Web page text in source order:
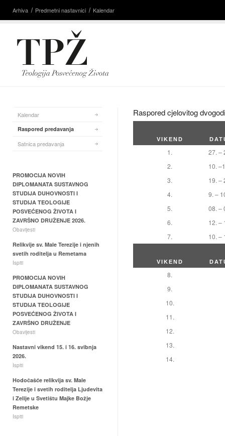
Arhiva Predmetni nastavnici Kalendar
Raspored cjelovitog
VIKEND
1.
27. –
2.
10.
3.
19. –
4.
9. –
5.
08. –
6.
12. –
7.
10. –
VIKEND
8.
9.
10.
11.
12.
13.
14.
Kalendar
Raspored predavanja
Satnica predavanja
PROMOCIJA NOVIH
DIPLOMANATA SUSTAVNOG
STUDIJA DUHOVNOSTI I
STUDIJA TEOLOGIJE
POSVEĆENOG ŽIVOTA I
ZAVRŠNO DRUŽENJE 2026.
Obavijesti
Relikvije sv. Male Terezije i njenih
svetih roditelja u Remetama
Ispiti
PROMOCIJA NOVIH
DIPLOMANATA SUSTAVNOG
STUDIJA DUHOVNOSTI I
STUDIJA TEOLOGIJE
POSVEĆENOG ŽIVOTA I
ZAVRŠNO DRUŽENJE
Obavijesti
Nastavni vikend 15. i 16. svibnja
2026.
Ispiti
Hodočašće relikvija sv. Male
Terezije i svetih roditelja Ljudevita
i Zelije u Svetištu Majke Božje
Remetske
Ispiti